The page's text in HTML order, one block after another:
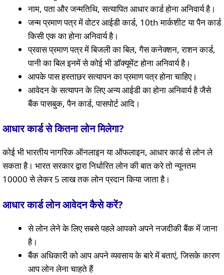
नाम, पता और जन्मतिथि, सत्यापित आधार कार्ड होना अनिवार्य है।
जन्म प्रमाण पत्र में वोटर आईडी कार्ड, 10th मार्कशीट या पैन कार्ड
किसी एक का होना अनिवार्य है।
प्रवास प्रमाण पत्र में बिजली का बिल, गैस कनेक्शन, राशन कार्ड,
पानी का बिल इनमें से कोई भी डॉक्यूमेंट होना अनिवार्य है।
आपके पास हस्ताछर सत्यापन का प्रमाण पत्र होना चाहिए।
आवेदन के सत्यापन के लिए अन्य आईडी का होना अनिवार्य है जैसे
बैंक पासबुक, पैन कार्ड, पासपोर्ट आदि।
आधार कार्ड से कितना लोन मिलेगा?
कोई भी भारतीय नागरिक ऑनलाइन या ऑफलाइन, आधार कार्ड से लोन ले
सकता है। भारत सरकार द्वारा निर्धारित लोन की बात करे तो न्यूनतम
10000 से लेकर 5 लाख तक लोन प्रदान किया जाता है।
आधार कार्ड लोन आवेदन कैसे करें?
से लोन लेने के लिए सबसे पहले आपको अपने नजदीकी बैंक में जाना
है।
बैंक अधिकारी को आप अपने व्यवसाय के बारे में बताएं, जिसके कारण
आप लोन लेना चाहते हैं